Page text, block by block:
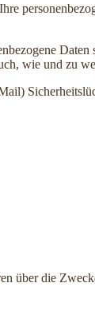
wie und zu
über die